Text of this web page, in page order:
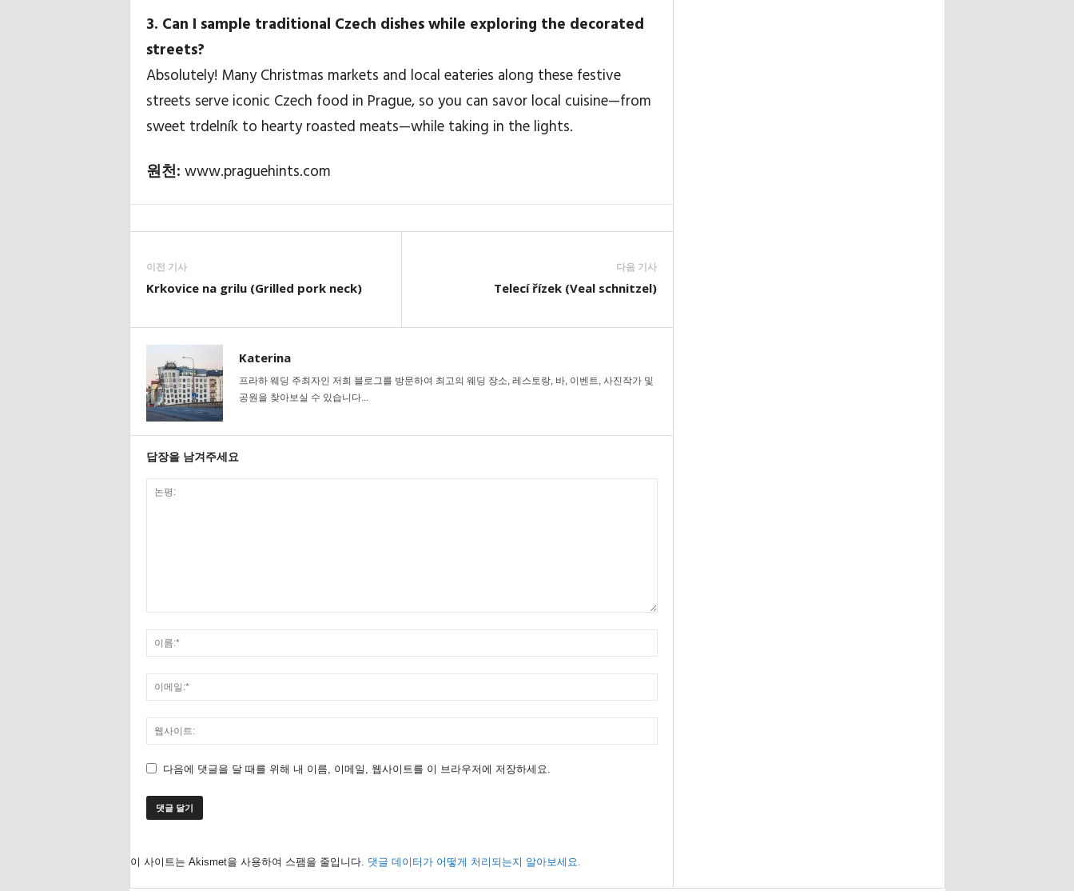
3. Can I sample traditional Czech dishes while exploring the decorated
streets?
Absolutely! Many Christmas markets and local eateries along these festive
streets serve iconic Czech food in Prague, so you can savor local cuisine—from
sweet trdelník to hearty roasted meats—while taking in the lights.
원천: www.praguehints.com
이전 기사
Krkovice na grilu (Grilled pork neck)
다음 기사
Telecí řízek (Veal schnitzel)
Katerina
프라하 웨딩 주최자인 저희 블로그를 방문하여 최고의 웨딩 장소, 레스토랑, 바, 이벤트, 사진작가 및
공원을 찾아보실 수 있습니다...
답장을 남겨주세요
다음에 댓글을 달 때를 위해 내 이름, 이메일, 웹사이트를 이 브라우저에 저장하세요.
이 사이트는 Akismet을 사용하여 스팸을 줄입니다. 댓글 데이터가 어떻게 처리되는지 알아보세요.